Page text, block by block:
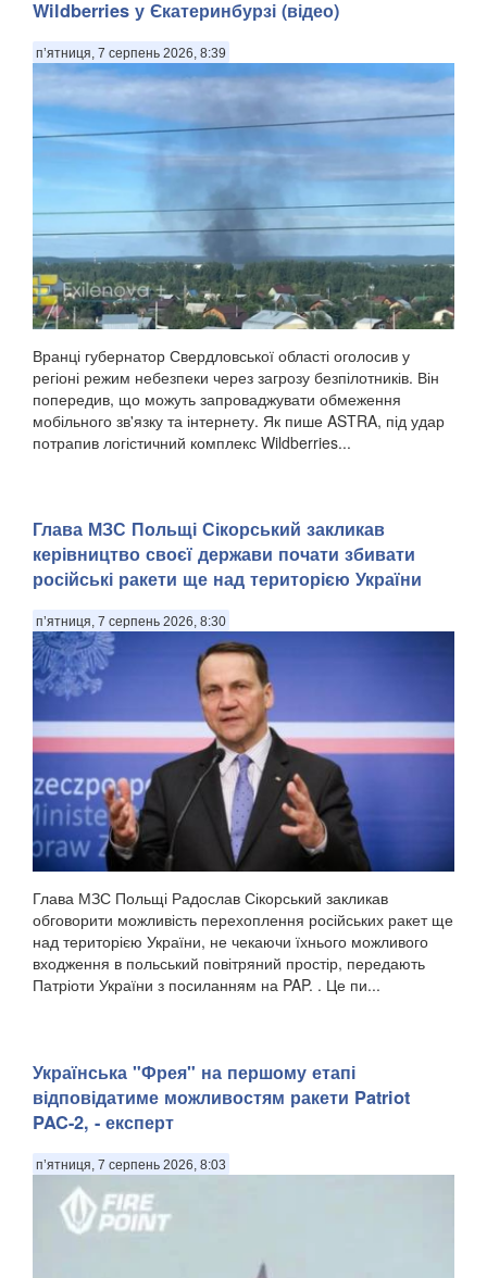
Wildberries у Єкатеринбурзі (відео)
п’ятниця, 7 серпень 2026, 8:39
Вранці губернатор Свердловської області оголосив у
регіоні режим небезпеки через загрозу безпілотників. Він
попередив, що можуть запроваджувати обмеження
мобільного зв'язку та інтернету. Як пише ASTRA, під удар
потрапив логістичний комплекс Wildberries...
Глава МЗС Польщі Сікорський закликав
керівництво своєї держави почати збивати
російські ракети ще над територією України
п’ятниця, 7 серпень 2026, 8:30
Глава МЗС Польщі Радослав Сікорський закликав
обговорити можливість перехоплення російських ракет ще
над територією України, не чекаючи їхнього можливого
входження в польський повітряний простір, передають
Патріоти України з посиланням на PAP. . Це пи...
Українська "Фрея" на першому етапі
відповідатиме можливостям ракети Patriot
PAC-2, - експерт
п’ятниця, 7 серпень 2026, 8:03